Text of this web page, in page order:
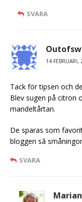
SVARA
14 FEBRUARI,
Tack för tipsen och
Blev sugen på citron
mandeltårtan.
De sparas som
bloggen sâ
SVARA